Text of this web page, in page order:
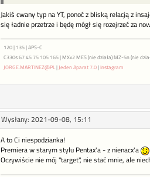
Jakiś cwany typ na YT, ponoć z bliską relacją z
się ładnie przetrze i będę mógł się rozejrzeć za
120 | 135 | APS-C
C330s 67 45 75 105 165 | MXx2 MES (nie działa) MZ-5n (nie
JORGE.MARTINEZ@PL| Jeden Aparat 7.0|Instagram
Wysłany: 2021-09-08, 15:11
A to Ci niespodzianka!
Premiera w starym stylu Pentax'a - z nienacx'a
Oczywiście nie mój "target", nie stać mnie, ale